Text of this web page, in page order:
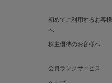
初めてご利用するお客様
へ
株主優待のお客様へ
会員ランクサービス